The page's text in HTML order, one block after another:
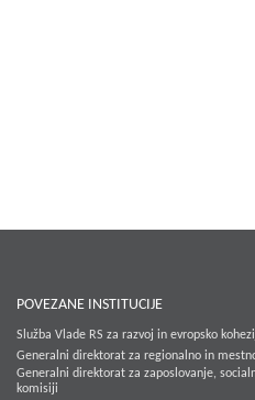
POVEZANE INSTITUCIJE
Služba Vlade RS za razvoj in evropsko
Generalni direktorat za regionalno in
Generalni direktorat za zaposlovanje,
komisiji